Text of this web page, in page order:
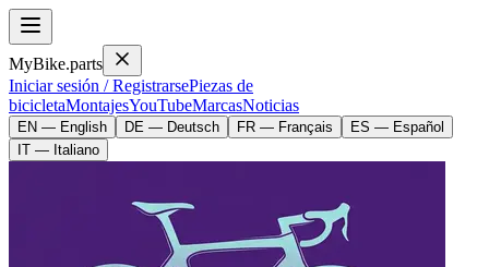
MyBike.parts
Iniciar sesión / RegistrarsePiezas de
bicicletaMontajesYouTubeMarcasNoticias
EN — English DE — Deutsch FR — Français
ES — Español
IT — Italiano